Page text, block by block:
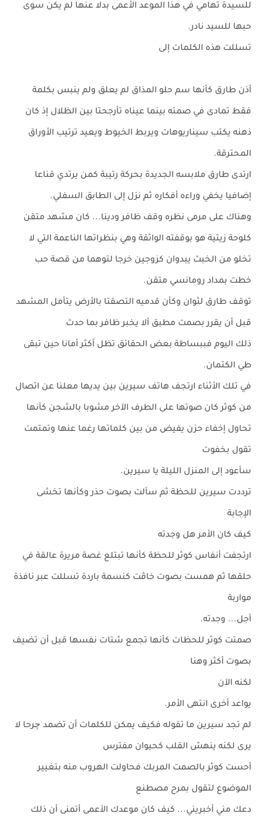
للسيدة تهامي في هذا الموعد الأعمى بدلا عنها لم يكن سوى
حبها للسيد نادر.
تسللت هذه الكلمات إلى
أذن طارق كأنها سم حلو المذاق لم يعلق ولم ينبس بكلمة
فقط تمادى في صمته بينما عيناه تأرجحتا بين الظلال إذ كان
ذهنه يكتب سيناريوهات ويربط الخيوط ويعيد ترتيب الأوراق
المحترقة.
ارتدى طارق ملابسه الجديدة بحركة رتيبة كمن يرتدي قناعا
إضافيا يخفي وراءه أفكاره ثم نزل إلى الطابق السفلي.
وهناك على مرمى نظره وقف ظافر ودينا... كان مشهد متقن
كلوحة زيتية هو بوقفته الواثقة وهي بنظراتها الناعمة التي لا
تخلو من الخبث يبدوان كزوجين خرجا لتوهما من قصة حب
خطت بمداد رومانسي متقن.
توقف طارق لثوان وكأن قدميه التصقتا بالأرض يتأمل المشهد
قبل أن يقرر بصمت مطبق ألا يخبر ظافر بما حدث
ذلك اليوم فببساطة بعض الحقائق تظل أكثر أمانا حين تبقى
طي الكتمان.
في تلك الأثناء ارتجف هاتف سيرين بين يديها معلنا عن اتصال
من كوثر كان صوتها على الطرف الآخر مشوبا بالشجن كأنها
تحاول إخفاء حزن يفيض من بين كلماتها رغما عنها وتمتمت
تقول بخفوت
سأعود إلى المنزل الليلة يا سيرين.
ترددت سيرين للحظة ثم سألت بصوت حذر وكأنها تخشى
الإجابة
كيف كان الأمر هل وجدته
ارتجفت أنفاس كوثر للحظة كأنها تبتلع غصة مريرة عالقة في
حلقها ثم همست بصوت خاڤت كنسمة باردة تسللت عبر نافذة
مواربة
أجل... وجدته.
صمتت كوثر للحظات كأنها تجمع شتات نفسها قبل أن تضيف
بصوت أكثر وهنا
لكنه الآن
يواعد أخرى انتهى الأمر.
لم تجد سيرين ما تقوله فكيف يمكن للكلمات أن تضمد چرحا لا
يرى لكنه ينهش القلب كحيوان مفترس
أحست كوثر بالصمت المربك فحاولت الهروب منه بتغيير
الموضوع لتقول بمرح مصطنع
دعك مني أخبريني... كيف كان موعدك الأعمى أتمنى أن ذلك